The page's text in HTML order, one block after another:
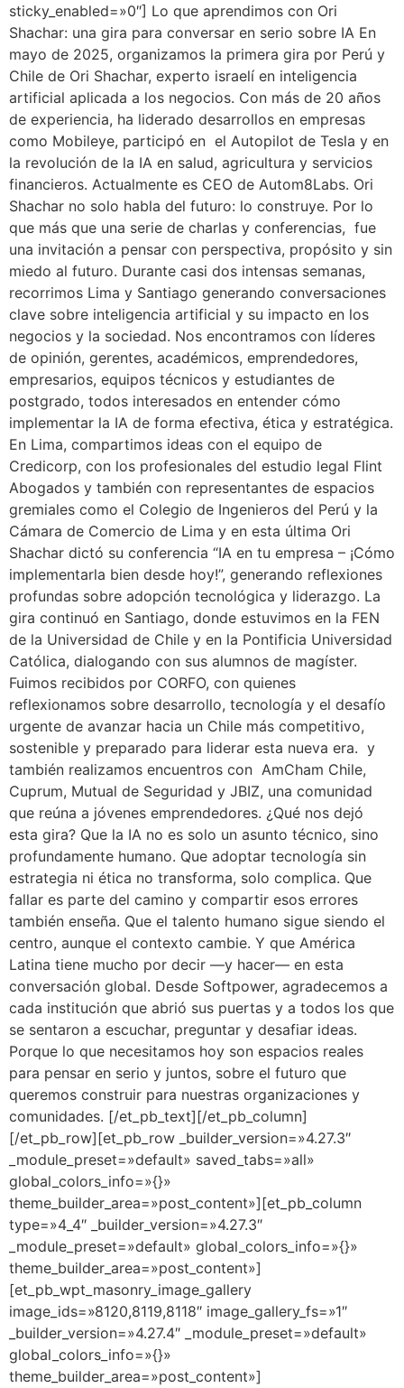
sticky_enabled=»0″] Lo que aprendimos con Ori
Shachar: una gira para conversar en serio sobre IA En
mayo de 2025, organizamos la primera gira por Perú y
Chile de Ori Shachar, experto israelí en inteligencia
artificial aplicada a los negocios. Con más de 20 años
de experiencia, ha liderado desarrollos en empresas
como Mobileye, participó en el Autopilot de Tesla y en
la revolución de la IA en salud, agricultura y servicios
financieros. Actualmente es CEO de Autom8Labs. Ori
Shachar no solo habla del futuro: lo construye. Por lo
que más que una serie de charlas y conferencias, fue
una invitación a pensar con perspectiva, propósito y sin
miedo al futuro. Durante casi dos intensas semanas,
recorrimos Lima y Santiago generando conversaciones
clave sobre inteligencia artificial y su impacto en los
negocios y la sociedad. Nos encontramos con líderes
de opinión, gerentes, académicos, emprendedores,
empresarios, equipos técnicos y estudiantes de
postgrado, todos interesados en entender cómo
implementar la IA de forma efectiva, ética y estratégica.
En Lima, compartimos ideas con el equipo de
Credicorp, con los profesionales del estudio legal Flint
Abogados y también con representantes de espacios
gremiales como el Colegio de Ingenieros del Perú y la
Cámara de Comercio de Lima y en esta última Ori
Shachar dictó su conferencia “IA en tu empresa – ¡Cómo
implementarla bien desde hoy!”, generando reflexiones
profundas sobre adopción tecnológica y liderazgo. La
gira continuó en Santiago, donde estuvimos en la FEN
de la Universidad de Chile y en la Pontificia Universidad
Católica, dialogando con sus alumnos de magíster.
Fuimos recibidos por CORFO, con quienes
reflexionamos sobre desarrollo, tecnología y el desafío
urgente de avanzar hacia un Chile más competitivo,
sostenible y preparado para liderar esta nueva era. y
también realizamos encuentros con AmCham Chile,
Cuprum, Mutual de Seguridad y JBIZ, una comunidad
que reúna a jóvenes emprendedores. ¿Qué nos dejó
esta gira? Que la IA no es solo un asunto técnico, sino
profundamente humano. Que adoptar tecnología sin
estrategia ni ética no transforma, solo complica. Que
fallar es parte del camino y compartir esos errores
también enseña. Que el talento humano sigue siendo el
centro, aunque el contexto cambie. Y que América
Latina tiene mucho por decir —y hacer— en esta
conversación global. Desde Softpower, agradecemos a
cada institución que abrió sus puertas y a todos los que
se sentaron a escuchar, preguntar y desafiar ideas.
Porque lo que necesitamos hoy son espacios reales
para pensar en serio y juntos, sobre el futuro que
queremos construir para nuestras organizaciones y
comunidades. [/et_pb_text][/et_pb_column]
[/et_pb_row][et_pb_row _builder_version=»4.27.3″
_module_preset=»default» saved_tabs=»all»
global_colors_info=»{}»
theme_builder_area=»post_content»][et_pb_column
type=»4_4″ _builder_version=»4.27.3″
_module_preset=»default» global_colors_info=»{}»
theme_builder_area=»post_content»]
[et_pb_wpt_masonry_image_gallery
image_ids=»8120,8119,8118″ image_gallery_fs=»1″
_builder_version=»4.27.4″ _module_preset=»default»
global_colors_info=»{}»
theme_builder_area=»post_content»]